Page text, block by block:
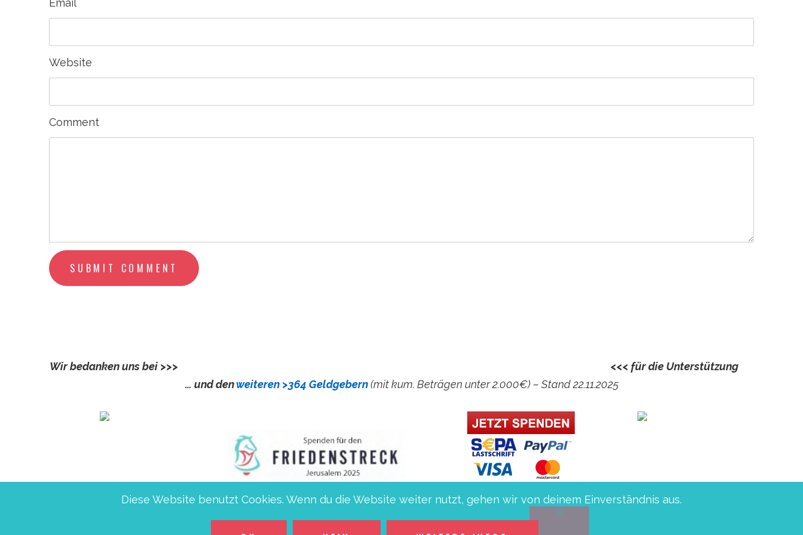
Email
Website
Comment
SUBMIT COMMENT
Wir bedanken uns bei >>> Kautz, Almut und Helmut
<<< für die Unterstützung
… und denweiteren >364 Geldgebern(mit kum. Beträgen unter 2.000€) – Stand 22.11.2025
Friedensglocken e.V., IBAN DE51 1605 0000 1000 5702 54 bei Mittelbrandenburgische Sparkasse BIC: WELADED1PMB
Diese Website benutzt Cookies. Wenn du die Website weiter nutzt, gehen wir von deinem Einverständnis aus.